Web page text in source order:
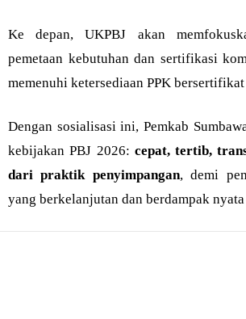
Ke depan, UKPBJ akan
pemetaan kebutuhan dan sertifikasi
memenuhi ketersediaan PPK
Dengan sosialisasi ini, Pemkab
kebijakan PBJ 2026: cepat, tertib,
dari praktik penyimpangan, demi
yang berkelanjutan dan berdampak